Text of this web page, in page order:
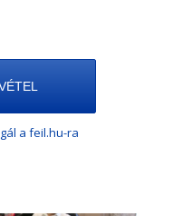
a feil.hu-ra